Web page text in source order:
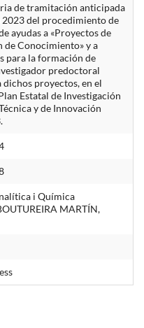
de tramitación anticipada
2023 del procedimiento de
ayudas a «Proyectos de
de Conocimiento» y a
para la formación de
predoctoral
dichos proyectos, en el
Estatal de Investigación
y de Innovación
i Química
MARTÍN,